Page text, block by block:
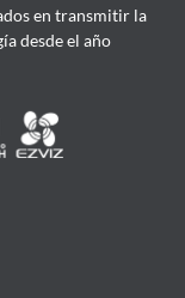
en transmitir la
desde el año